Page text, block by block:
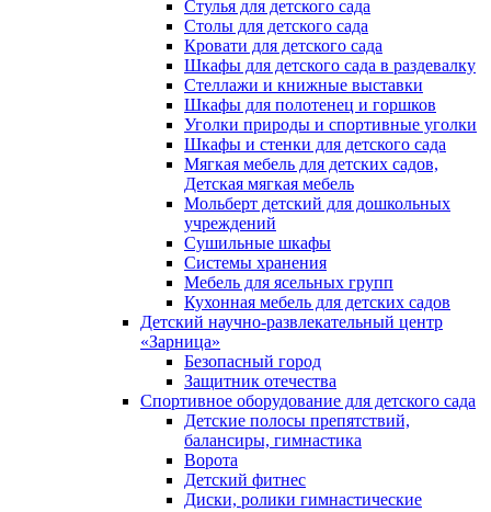
Стулья для детского сада
Столы для детского сада
Кровати для детского сада
Шкафы для детского сада в раздевалку
Стеллажи и книжные выставки
Шкафы для полотенец и горшков
Уголки природы и спортивные уголки
Шкафы и стенки для детского сада
Мягкая мебель для детских садов,
Детская мягкая мебель
Мольберт детский для дошкольных
учреждений
Сушильные шкафы
Системы хранения
Мебель для ясельных групп
Кухонная мебель для детских садов
Детский научно-развлекательный центр
«Зарница»
Безопасный город
Защитник отечества
Спортивное оборудование для детского сада
Детские полосы препятствий,
балансиры, гимнастика
Ворота
Детский фитнес
Диски, ролики гимнастические